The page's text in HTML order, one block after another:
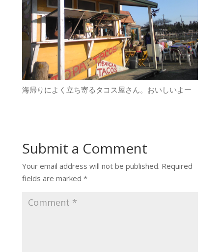
海帰りによく立ち寄るタコス屋さん。おいしいよー
Submit a Comment
Your email address will not be published. Required
fields are marked *